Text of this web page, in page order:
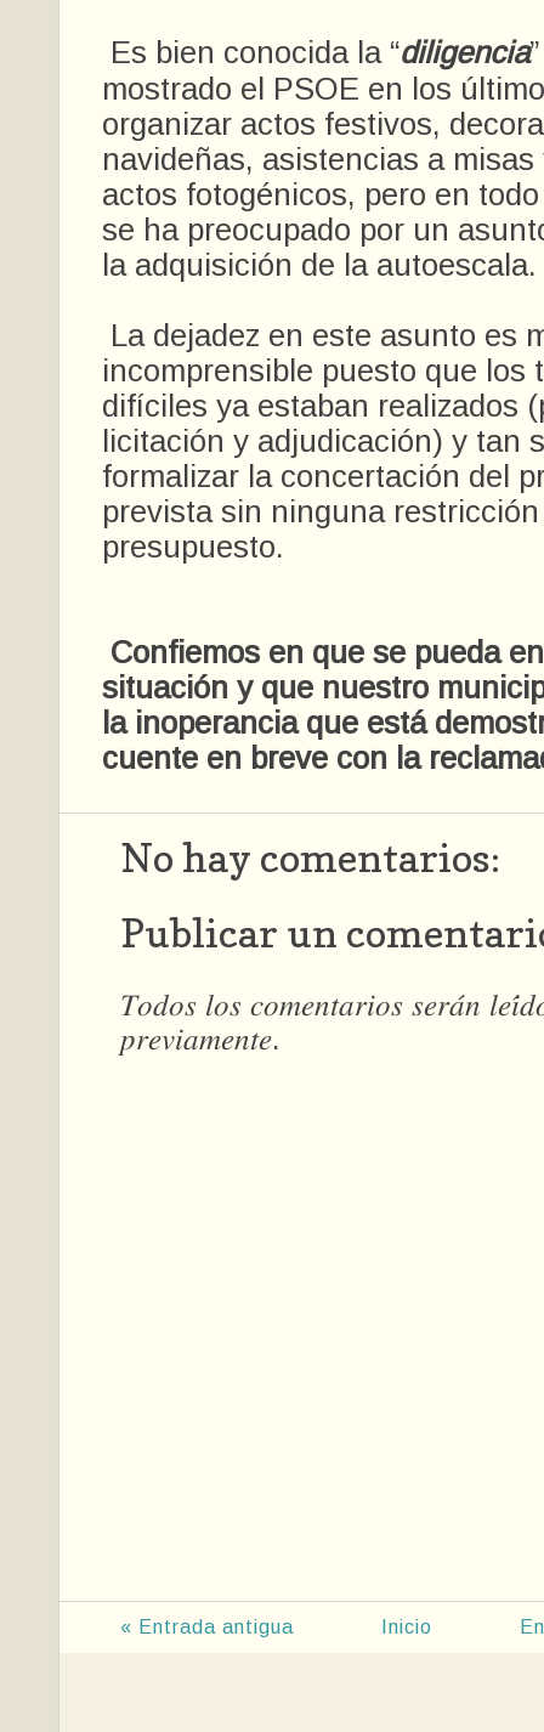
Es bien conocida la “diligencia
mostrado el PSOE en los
organizar actos festivos,
navideñas, asistencias a
actos fotogénicos, pero en
se ha preocupado por un
la adquisición de la autoescala.
La dejadez en este asunto es
incomprensible puesto que los
difíciles ya estaban realizados
licitación y adjudicación) y tan
formalizar la concertación del
prevista sin ninguna
presupuesto.
Confiemos en que se pueda
situación y que nuestro
la inoperancia que está
cuente en breve con la
No hay comentarios:
Publicar un
𝑇𝑜𝑑𝑜𝑠 𝑙𝑜𝑠 𝑐𝑜𝑚𝑒𝑛𝑡𝑎𝑟𝑖𝑜𝑠 𝑠𝑒𝑟𝑎́𝑛
𝑝𝑟𝑒𝑣𝑖𝑎𝑚𝑒𝑛𝑡𝑒.
« Entrada antigua Inicio